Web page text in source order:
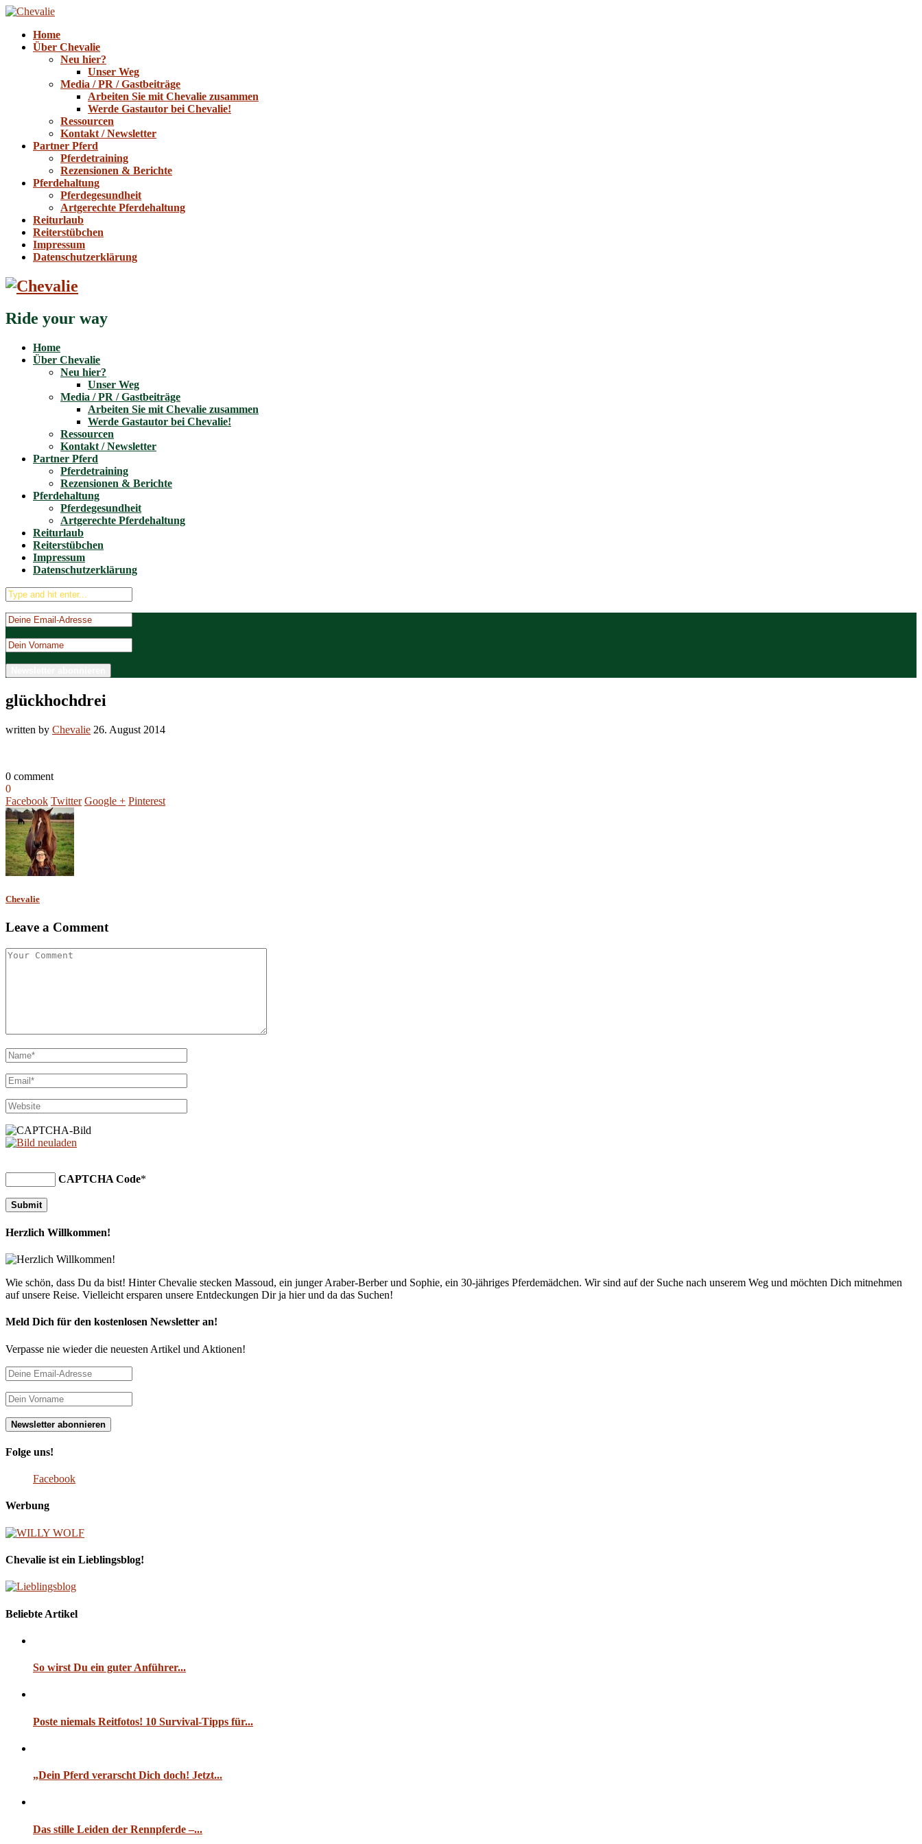
Home
Über Chevalie
Neu hier?
Unser Weg
Media / PR / Gastbeiträge
Arbeiten Sie mit Chevalie zusammen
Werde Gastautor bei Chevalie!
Ressourcen
Kontakt / Newsletter
Partner Pferd
Pferdetraining
Rezensionen & Berichte
Pferdehaltung
Pferdegesundheit
Artgerechte Pferdehaltung
Reiturlaub
Reiterstübchen
Impressum
Datenschutzerklärung
Ride your way
Home
Über Chevalie
Neu hier?
Unser Weg
Media / PR / Gastbeiträge
Arbeiten Sie mit Chevalie zusammen
Werde Gastautor bei Chevalie!
Ressourcen
Kontakt / Newsletter
Partner Pferd
Pferdetraining
Rezensionen & Berichte
Pferdehaltung
Pferdegesundheit
Artgerechte Pferdehaltung
Reiturlaub
Reiterstübchen
Impressum
Datenschutzerklärung
glückhochdrei
written by Chevalie 26. August 2014
0 comment
0
Facebook Twitter Google + Pinterest
Chevalie
Leave a Comment
CAPTCHA Code*
Herzlich Willkommen!
Wie schön, dass Du da bist! Hinter Chevalie stecken Massoud, ein junger Araber-Berber und Sophie, ein 30-jähriges Pferdemädchen. Wir sind auf der Suche nach unserem Weg und möchten Dich mitnehmen
auf unsere Reise. Vielleicht ersparen unsere Entdeckungen Dir ja hier und da das Suchen!
Meld Dich für den kostenlosen Newsletter an!
Verpasse nie wieder die neuesten Artikel und Aktionen!
Folge uns!
Facebook
Werbung
Chevalie ist ein Lieblingsblog!
Beliebte Artikel
So wirst Du ein guter Anführer...
Poste niemals Reitfotos! 10 Survival-Tipps für...
„Dein Pferd verarscht Dich doch! Jetzt...
Das stille Leiden der Rennpferde –...